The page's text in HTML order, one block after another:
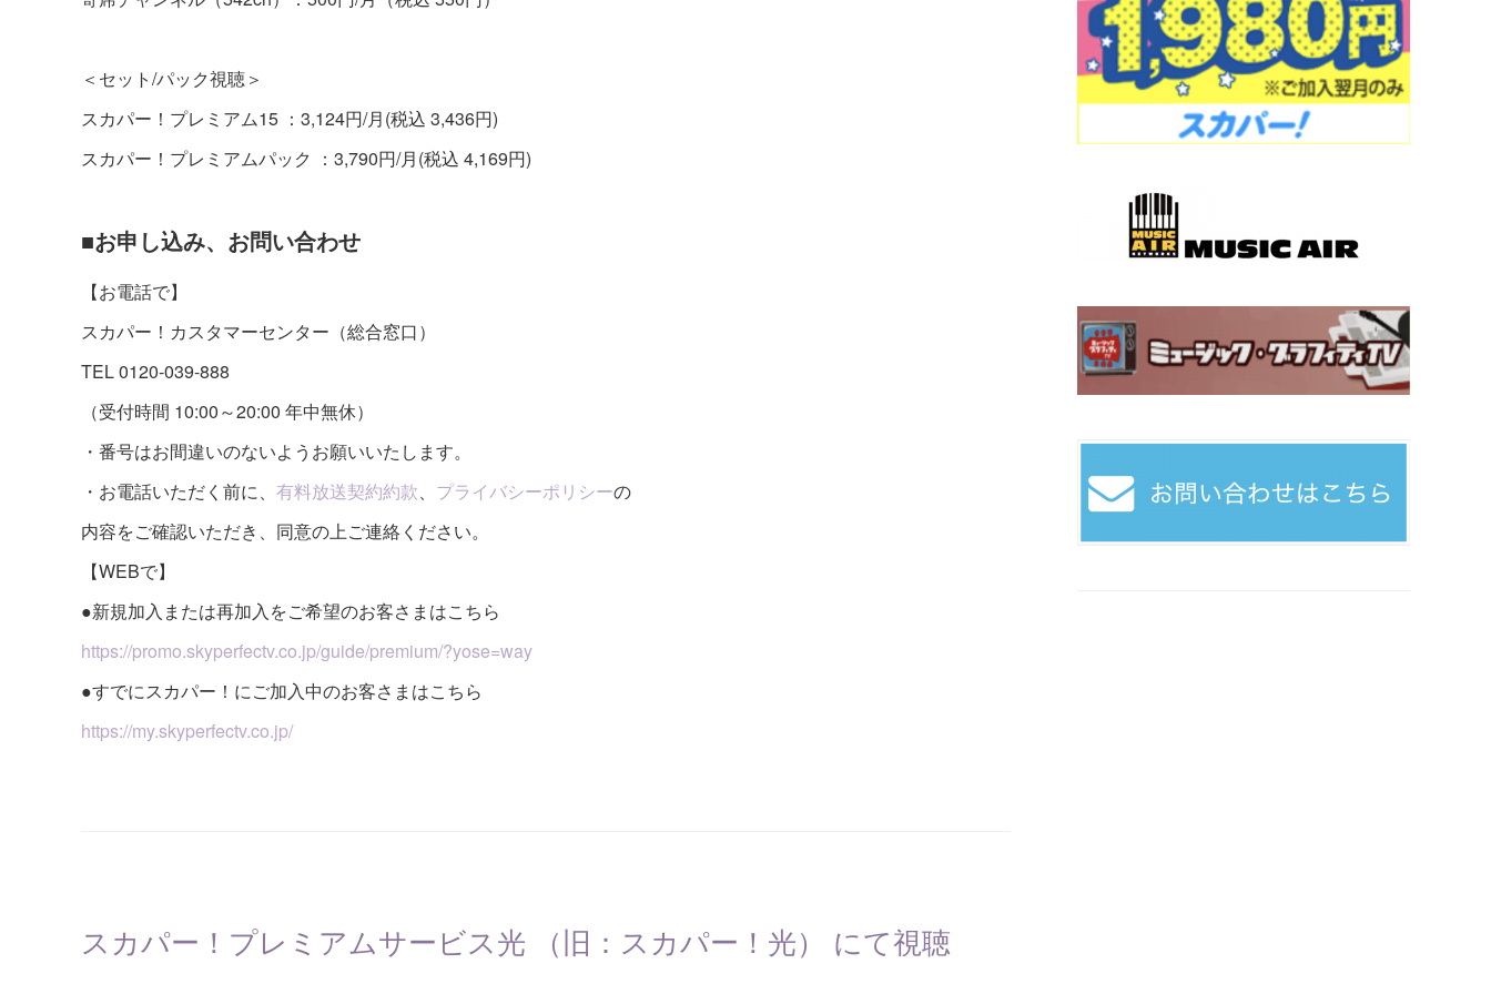
＜セット/パック視聴＞
スカパー！プレミアム15 ：3,124円/月(税込 3,436円)
スカパー！プレミアムパック ：3,790円/月(税込 4,169円)
■お申し込み、お問い合わせ
【お電話で】
スカパー！カスタマーセンター（総合窓口）
TEL 0120-039-888
（受付時間 10:00～20:00 年中無休）
・番号はお間違いのないようお願いいたします。
・お電話いただく前に、 有料放送契約約款 プライバシーポリシーの
内容をご確認いただき、同意の上ご連絡ください。
【WEBで】
●新規加入または再加入をご希望のお客さまはこちら
https://promo.skyperfectv.co.jp/guide/premium/?yose=way
●すでにスカパー！にご加入中のお客さまはこちら
https://my.skyperfectv.co.jp/
スカパー！プレミアムサービス光 （旧：スカパー！光） にて視聴